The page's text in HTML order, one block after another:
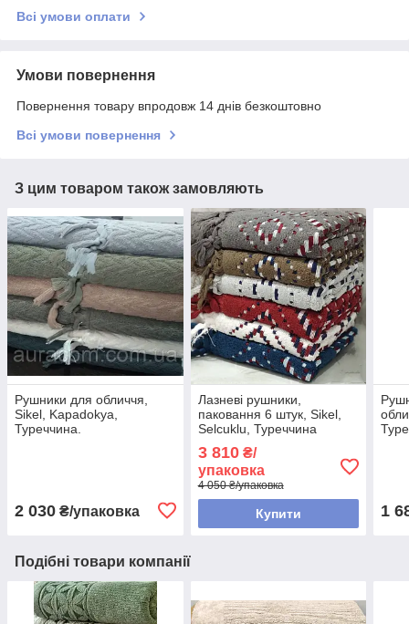
Всі умови оплати
Умови повернення
Повернення товару впродовж 14 днів безкоштовно
Всі умови повернення
З цим товаром також замовляють
Рушники для обличчя,
Sikel, Kapadokya,
Туреччина.
2 030 ₴/упаковка
Лазневі рушники,
паковання 6 штук, Sikel,
Selcuklu, Туреччина
3 810₴/
упаковка
4 050 ₴/упаковка
Купити 1
Подібні товари компанії